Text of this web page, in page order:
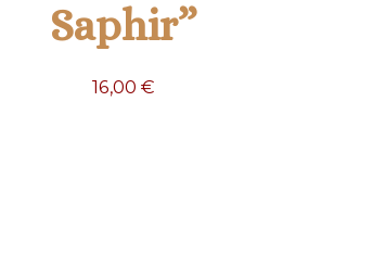
Saphir”
16,00€